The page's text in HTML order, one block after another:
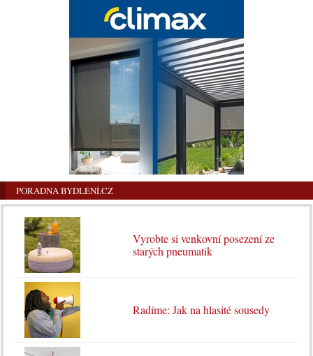
PORADNA BYDLENÍ.CZ
Vyrobte si venkovní posezení ze
starých pneumatik
Radíme: Jak na hlasité sousedy